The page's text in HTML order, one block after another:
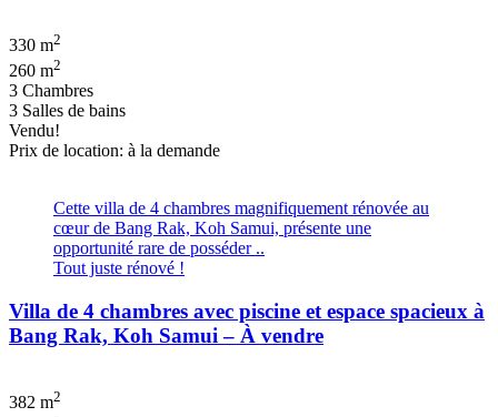
330 m2
260 m2
3 Chambres
3 Salles de bains
Vendu!
Prix de location: à la demande
Cette villa de 4 chambres magnifiquement rénovée au
cœur de Bang Rak, Koh Samui, présente une
opportunité rare de posséder ..
Tout juste rénové !
Villa de 4 chambres avec piscine et espace spacieux à
Bang Rak, Koh Samui – À vendre
382 m2